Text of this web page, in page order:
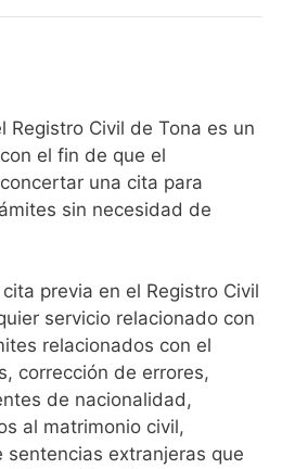
Registro Civil de Tona es un
el fin de que el
una cita para
sin necesidad de
previa en el Registro Civil
servicio relacionado con
relacionados con el
corrección de errores,
de nacionalidad,
al matrimonio civil,
sentencias extranjeras que